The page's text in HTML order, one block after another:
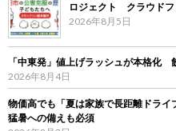
ロジェクト クラウドフ
2026年8月5日
「中東発」値上げラッシュが本格化
2026年8月4日
物価高でも「夏は家族で長距離ドラ
猛暑への備えも必須